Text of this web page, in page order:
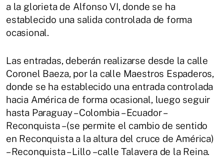
a la glorieta de Alfonso VI, donde se ha
establecido una salida controlada de forma
ocasional.
Las entradas, deberán realizarse desde la calle
Coronel Baeza, por la calle Maestros Espaderos,
donde se ha establecido una entrada controlada
hacia América de forma ocasional, luego seguir
hasta Paraguay – Colombia – Ecuador –
Reconquista – (se permite el cambio de sentido
en Reconquista a la altura del cruce de América)
– Reconquista – Lillo – calle Talavera de la Reina.